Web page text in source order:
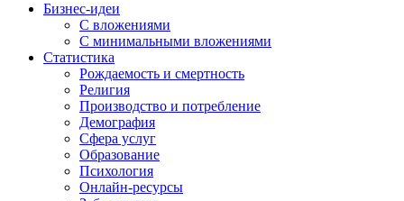
Бизнес-идеи
С вложениями
С минимальными вложениями
Статистика
Рождаемость и смертность
Религия
Производство и потребление
Демография
Сфера услуг
Образование
Психология
Онлайн-ресурсы